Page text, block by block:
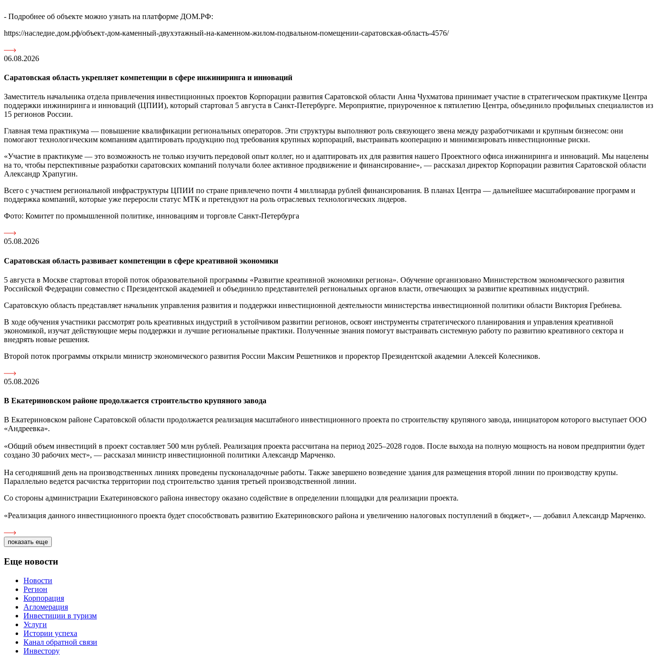
- Подробнее об объекте можно узнать на платформе ДОМ.РФ:
https://наследие.дом.рф/объект-дом-каменный-двухэтажный-на-каменном-жилом-подвальном-помещении-саратовская-область-4576/
06.08.2026
Саратовская область укрепляет компетенции в сфере инжиниринга и инноваций
Заместитель начальника отдела привлечения инвестиционных проектов Корпорации развития Саратовской области Анна Чухматова принимает участие в стратегическом практикуме Центра
поддержки инжиниринга и инноваций (ЦПИИ), который стартовал 5 августа в Санкт-Петербурге. Мероприятие, приуроченное к пятилетию Центра, объединило профильных специалистов из
15 регионов России.
Главная тема практикума — повышение квалификации региональных операторов. Эти структуры выполняют роль связующего звена между разработчиками и крупным бизнесом: они
помогают технологическим компаниям адаптировать продукцию под требования крупных корпораций, выстраивать кооперацию и минимизировать инвестиционные риски.
«Участие в практикуме — это возможность не только изучить передовой опыт коллег, но и адаптировать их для развития нашего Проектного офиса инжиниринга и инноваций. Мы нацелены
на то, чтобы перспективные разработки саратовских компаний получали более активное продвижение и финансирование», — рассказал директор Корпорации развития Саратовской области
Александр Храпугин.
Всего с участием региональной инфраструктуры ЦПИИ по стране привлечено почти 4 миллиарда рублей финансирования. В планах Центра — дальнейшее масштабирование программ и
поддержка компаний, которые уже переросли статус МТК и претендуют на роль отраслевых технологических лидеров.
Фото: Комитет по промышленной политике, инновациям и торговле Санкт-Петербурга
05.08.2026
Саратовская область развивает компетенции в сфере креативной экономики
5 августа в Москве стартовал второй поток образовательной программы «Развитие креативной экономики региона». Обучение организовано Министерством экономического развития
Российской Федерации совместно с Президентской академией и объединило представителей региональных органов власти, отвечающих за развитие креативных индустрий.
Саратовскую область представляет начальник управления развития и поддержки инвестиционной деятельности министерства инвестиционной политики области Виктория Гребнева.
В ходе обучения участники рассмотрят роль креативных индустрий в устойчивом развитии регионов, освоят инструменты стратегического планирования и управления креативной
экономикой, изучат действующие меры поддержки и лучшие региональные практики. Полученные знания помогут выстраивать системную работу по развитию креативного сектора и
внедрять новые решения.
Второй поток программы открыли министр экономического развития России Максим Решетников и проректор Президентской академии Алексей Колесников.
05.08.2026
В Екатериновском районе продолжается строительство крупяного завода
В Екатериновском районе Саратовской области продолжается реализация масштабного инвестиционного проекта по строительству крупяного завода, инициатором которого выступает ООО
«Андреевка».
«Общий объем инвестиций в проект составляет 500 млн рублей. Реализация проекта рассчитана на период 2025–2028 годов. После выхода на полную мощность на новом предприятии будет
создано 30 рабочих мест», — рассказал министр инвестиционной политики Александр Марченко.
На сегодняшний день на производственных линиях проведены пусконаладочные работы. Также завершено возведение здания для размещения второй линии по производству крупы.
Параллельно ведется расчистка территории под строительство здания третьей производственной линии.
Со стороны администрации Екатериновского района инвестору оказано содействие в определении площадки для реализации проекта.
«Реализация данного инвестиционного проекта будет способствовать развитию Екатериновского района и увеличению налоговых поступлений в бюджет», — добавил Александр Марченко.
показать еще
Еще новости
Новости
Регион
Корпорация
Агломерация
Инвестиции в туризм
Услуги
Истории успеха
Канал обратной связи
Инвестору